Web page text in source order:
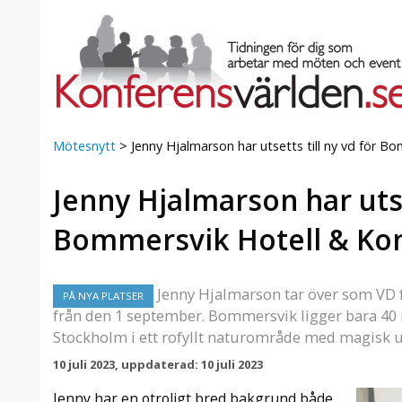
Mötesnytt > Jenny Hjalmarson har utsetts till ny vd för
Jenny Hjalmarson har
Bommersvik Hotell &
PÅ NYA PLATSER
Jenny Hjalmarson tar över som
från den 1 september. Bommersvik ligger bara
Stockholm i ett rofyllt naturområde med magisk
10 juli 2023, uppdaterad: 10 juli 2023
av att
här är
Erbjudande från Sheraton
Stockholm Hotel
Julerbjudande
2026 hos oss. Mellan den 23
november och 19 december
förvandlar vi våra lokaler till en
stämningsfull mötesplats där
hantverk, tradi ...